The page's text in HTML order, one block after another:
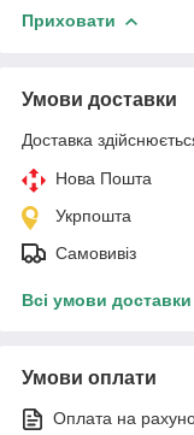
Приховати
Умови доставки
Доставка
Нова Пошта
Укрпошта
Самовивіз
Всі умови доставки
Умови оплати
Оплата на